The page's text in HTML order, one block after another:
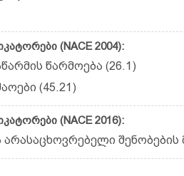
(NACE 2004):
წარმოება (26.1)
(45.21)
(NACE 2016):
შენობების